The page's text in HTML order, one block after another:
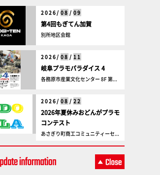
2026/ 08 / 09
第4回もぎてん加賀
別所地区会館
2026/ 08 / 11
岐阜プラモパラダイス 4
各務原市産業文化センター 8F 第...
2026/ 08 / 22
2026年夏休みおどんがプラモ
コンテスト
あさぎり町商工コミュニティーセ...